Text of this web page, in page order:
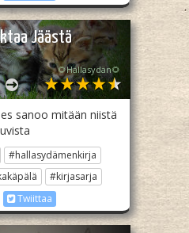
Jäästä
🌻Hallasydän🌻
sanoo mitään niistä
#hallasydämenkirja
#kirjasarja
Twiittaa